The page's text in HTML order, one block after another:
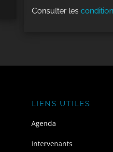
Consulter les
LIENS UTILES
Agenda
Intervenants